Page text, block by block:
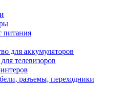
питания
для аккумуляторов
телевизоров
разъемы, переходники